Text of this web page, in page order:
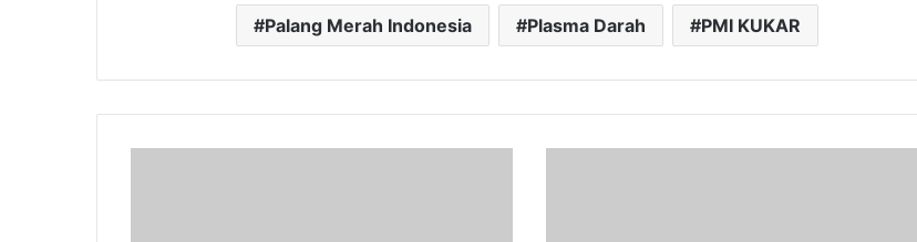
Palang Merah Indonesia Plasma Darah PMI KUKAR